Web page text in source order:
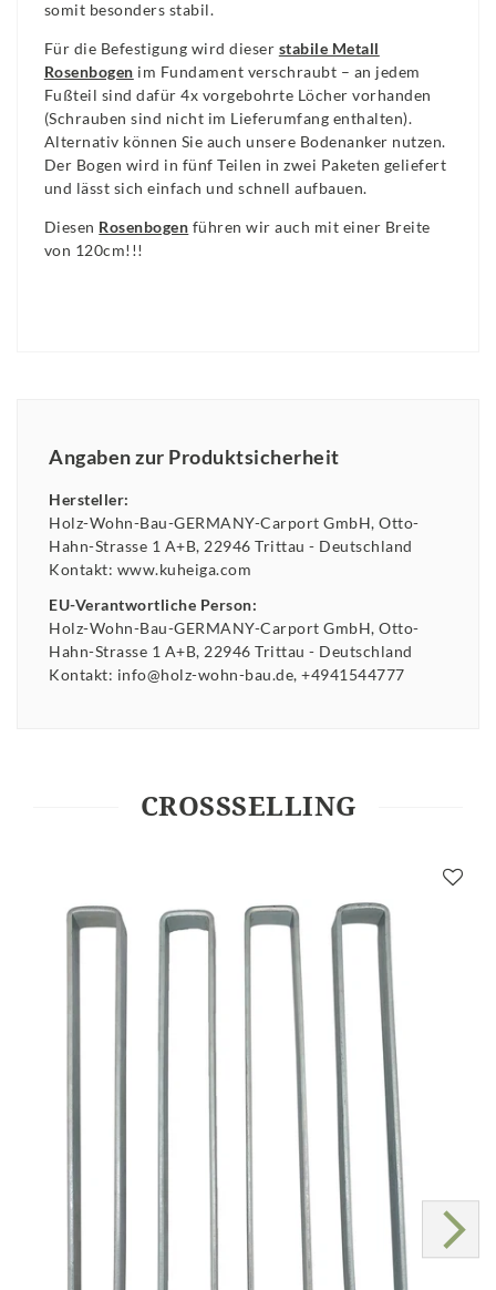
somit besonders stabil.
Für die Befestigung wird dieser stabile Metall
Rosenbogen im Fundament verschraubt – an jedem
Fußteil sind dafür 4x vorgebohrte Löcher vorhanden
(Schrauben sind nicht im Lieferumfang enthalten).
Alternativ können Sie auch unsere Bodenanker nutzen.
Der Bogen wird in fünf Teilen in zwei Paketen geliefert
und lässt sich einfach und schnell aufbauen.
Diesen Rosenbogen führen wir auch mit einer Breite
von 120cm!!!
Angaben zur Produktsicherheit
Hersteller:
Holz-Wohn-Bau-GERMANY-Carport GmbH Otto-
Hahn-Strasse 1 A+B 22946 Trittau
Deutschland
Kontakt: www.kuheiga.com
EU-Verantwortliche Person:
Holz-Wohn-Bau-GERMANY-Carport GmbH Otto-
Hahn-Strasse 1 A+B 22946 Trittau
Deutschland
Kontakt: info@holz-wohn-bau.de +4941544777
CROSSSELLING